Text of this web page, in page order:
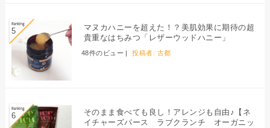
マヌカハニーを超えた！？美肌効果に期待の超
貴重なはちみつ「レザーウッドハニー」
48件のビュー | 投稿者: 古都
そのまま食べても良し！アレンジも自由♪【ネ
イチャーズパース ラブクランチ オーガニッ